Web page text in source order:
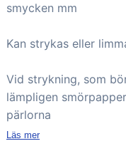
smycken mm
Kan strykas eller
Vid strykning, som
lämpligen
pärlorna
Läs mer